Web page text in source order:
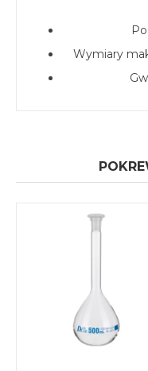
Wymiary